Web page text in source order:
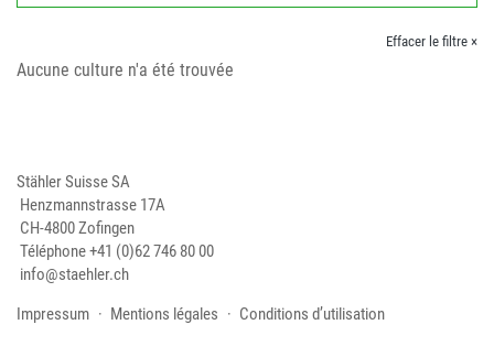
Effacer le filtre ×
Aucune culture n'a été trouvée
Stähler Suisse SA
Henzmannstrasse 17A
CH-4800 Zofingen
Téléphone+41 (0)62 746 80 00
info@staehler.ch
Impressum
Mentions légales Conditions d’utilisation